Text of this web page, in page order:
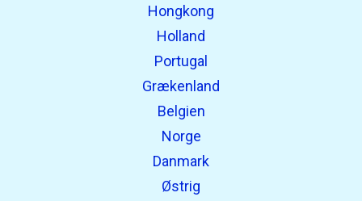
Hongkong
Holland
Portugal
Grækenland
Belgien
Norge
Danmark
Østrig